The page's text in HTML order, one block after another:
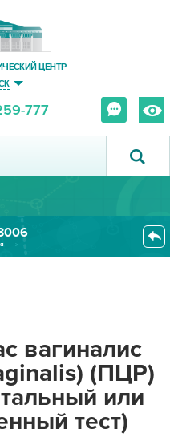
ЦЕНТР
777
вагиналис (Tric...
вагиналис
(ПЦР)
или
тест)